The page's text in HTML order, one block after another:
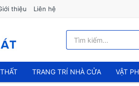
thiệu Liên hệ
TRANG TRÍ NHÀ CỬA VẬT